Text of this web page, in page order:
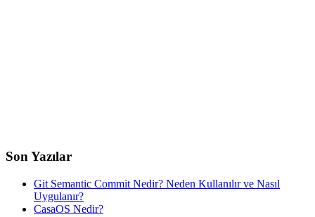
Son Yazılar
Git Semantic Commit Nedir? Neden Kullanılır ve Nasıl
Uygulanır?
CasaOS Nedir?